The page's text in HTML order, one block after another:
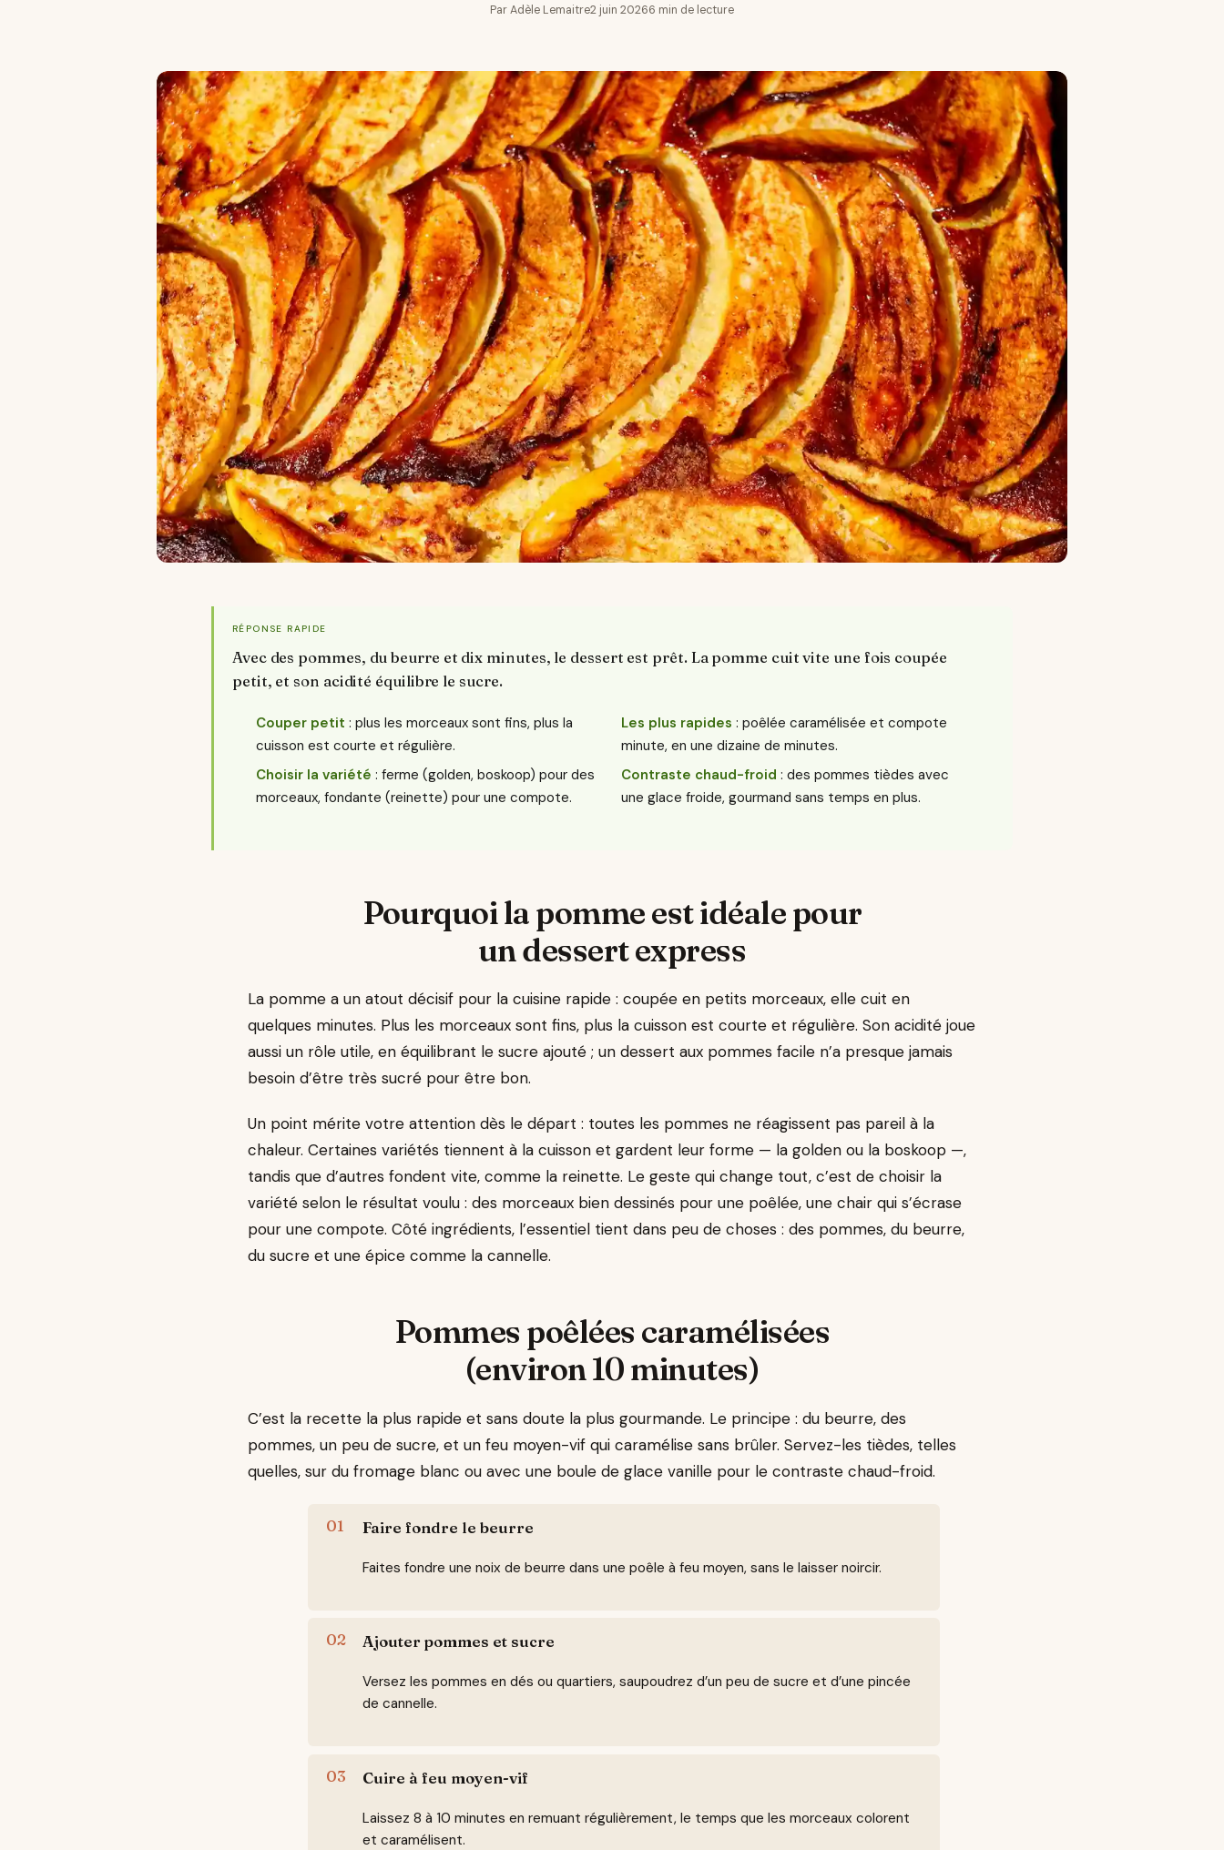
Par Adèle Lemaitre2 juin 20266 min de lecture
RÉPONSE RAPIDE
Avec des pommes, du beurre et dix minutes, le dessert est prêt. La pomme cuit vite une fois coupée
petit, et son acidité équilibre le sucre.
Couper petit : plus les morceaux sont fins, plus la
cuisson est courte et régulière.
Choisir la variété : ferme (golden, boskoop) pour des
morceaux, fondante (reinette) pour une compote.
Les plus rapides : poêlée caramélisée et compote
minute, en une dizaine de minutes.
Contraste chaud-froid : des pommes tièdes avec
une glace froide, gourmand sans temps en plus.
Pourquoi la pomme est idéale pour
un dessert express
La pomme a un atout décisif pour la cuisine rapide : coupée en petits morceaux, elle cuit en
quelques minutes. Plus les morceaux sont fins, plus la cuisson est courte et régulière. Son acidité joue
aussi un rôle utile, en équilibrant le sucre ajouté ; un dessert aux pommes facile n’a presque jamais
besoin d’être très sucré pour être bon.
Un point mérite votre attention dès le départ : toutes les pommes ne réagissent pas pareil à la
chaleur. Certaines variétés tiennent à la cuisson et gardent leur forme — la golden ou la boskoop —,
tandis que d’autres fondent vite, comme la reinette. Le geste qui change tout, c’est de choisir la
variété selon le résultat voulu : des morceaux bien dessinés pour une poêlée, une chair qui s’écrase
pour une compote. Côté ingrédients, l’essentiel tient dans peu de choses : des pommes, du beurre,
du sucre et une épice comme la cannelle.
Pommes poêlées caramélisées
(environ 10 minutes)
C’est la recette la plus rapide et sans doute la plus gourmande. Le principe : du beurre, des
pommes, un peu de sucre, et un feu moyen-vif qui caramélise sans brûler. Servez-les tièdes, telles
quelles, sur du fromage blanc ou avec une boule de glace vanille pour le contraste chaud-froid.
Faire fondre le beurre
Faites fondre une noix de beurre dans une poêle à feu moyen, sans le laisser noircir.
Ajouter pommes et sucre
Versez les pommes en dés ou quartiers, saupoudrez d’un peu de sucre et d’une pincée
de cannelle.
Cuire à feu moyen-vif
Laissez 8 à 10 minutes en remuant régulièrement, le temps que les morceaux colorent
et caramélisent.